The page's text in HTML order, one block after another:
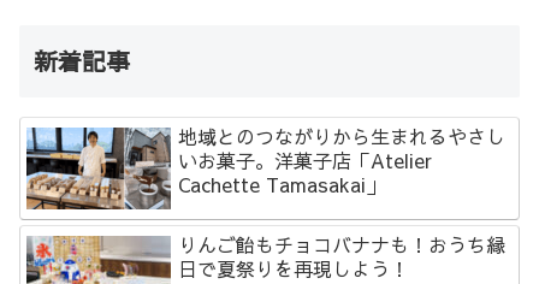
新着記事
地域とのつながりから生まれるやさし
いお菓子。洋菓子店「Atelier
Cachette Tamasakai」
りんご飴もチョコバナナも！おうち縁
日で夏祭りを再現しよう！